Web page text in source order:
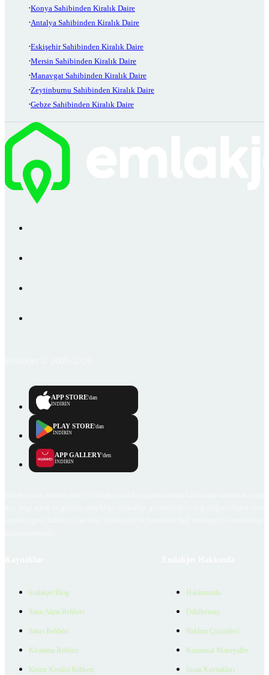
Konya Sahibinden Kiralık Daire
Antalya Sahibinden Kiralık Daire
Eskişehir Sahibinden Kiralık Daire
Mersin Sahibinden Kiralık Daire
Manavgat Sahibinden Kiralık Daire
Zeytinburnu Sahibinden Kiralık Daire
Gebze Sahibinden Kiralık Daire
APP STORE'dan
İNDİRİN
PLAY STORE'dan
İNDİRİN
APP GALLERY'den
İNDİRİN
Emlakjet Blog
Satın Alma Rehberi
Satıcı Rehberi
Kiralama Rehberi
Konut Kredisi Rehberi
Hakkımızda
Ödüllerimiz
Reklam Çözümleri
Kurumsal Materyaller
İnsan Kaynakları